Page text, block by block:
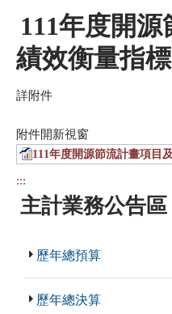
111年度開
績效衡量指
詳附件
附件開新視窗
111年度開源節流計畫項目
:::
主計業務公告區
歷年總預算
歷年總決算